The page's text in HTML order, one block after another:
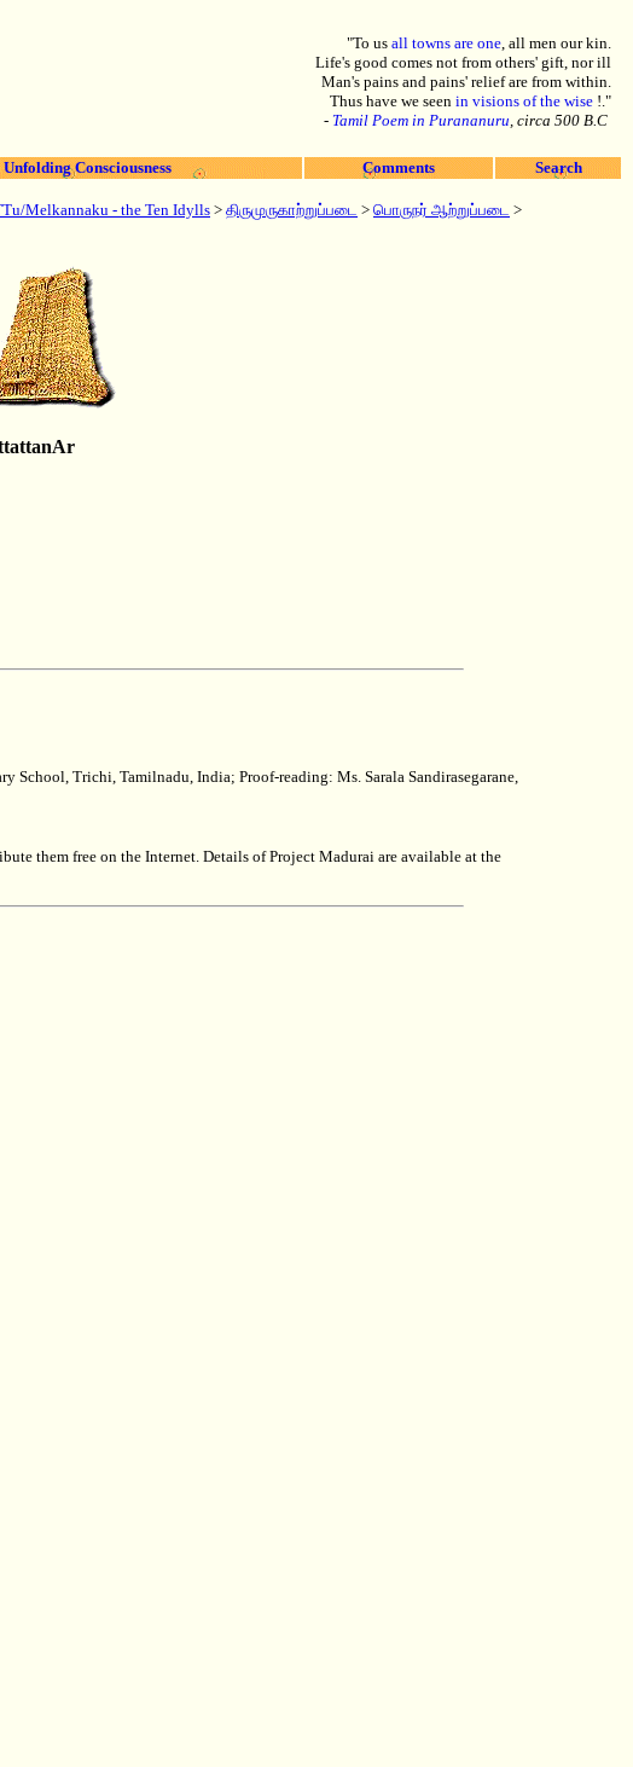
"To us all towns are one, all men our kin.
Life's good comes not from others' gift, nor ill
Man's pains and pains' relief are from within.
Thus have we seen in visions of the wise !."
- Tamil Poem in Purananuru, circa 500 B.C
Unfolding Consciousness Comments Search
Melkannaku - the Ten Idylls > திருமுருகாற்றுப்படை > பொருநர் ஆற்றுப்படை >
School, Trichi, Tamilnadu, India; Proof-reading: Ms. Sarala Sandirasegarane,
them free on the Internet. Details of Project Madurai are available at the